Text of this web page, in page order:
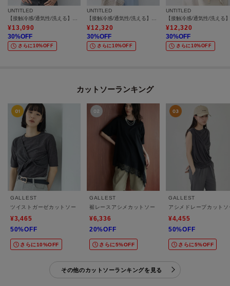
UNTITLED
¥13,090
30%OFF
さらに10%OFF
UNTITLED
¥12,320
30%OFF
さらに10%OFF
UNTITLED
¥12,320
30%OFF
さらに10%OFF
カットソーランキング
GALLEST
ツイストガーゼカットソー
¥3,465
50%OFF
さらに10%OFF
GALLEST
裾レースアシメカットソー
¥6,336
20%OFF
さらに5%OFF
GALLEST
アシメドレープカットソ
¥4,455
50%OFF
さらに5%OFF
その他のカットソーランキングを見る